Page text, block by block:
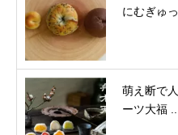
にむぎゅっ
萌え断で
ーツ大福 ...